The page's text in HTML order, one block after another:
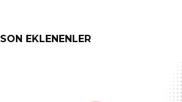
SON EKLENENLER